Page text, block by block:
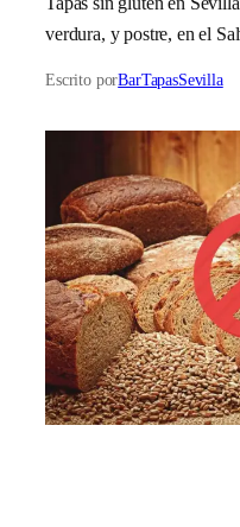
verdura, y postre, en el
Escrito porBarTapasSevilla